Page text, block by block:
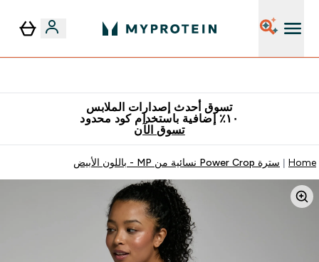
تسوق أحدث إصدارات الملابس
١٠٪ إضافية باستخدام كود محدود
تسوق الآن
Home سترة Power Crop نسائية من MP - باللون الأبيض